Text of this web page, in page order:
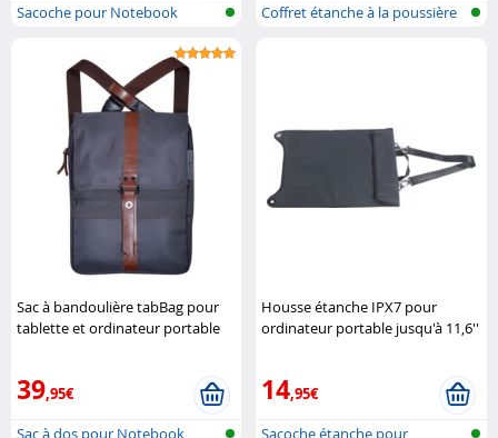
Sacoche pour Notebook
Coffret étanche à la poussière
Sac à bandoulière tabBag pour
tablette et ordinateur portable
39,95€
Sac à dos pour Notebook
Housse étanche IPX7 pour
ordinateur portable jusqu'à 11,6''
14,95€
Sacoche étanche pour